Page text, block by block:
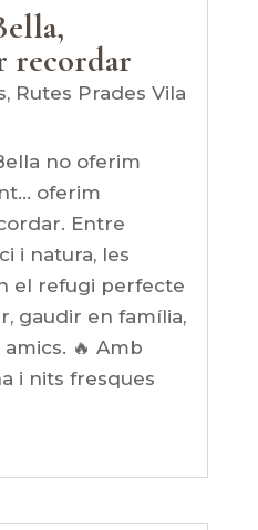
recordar
, Rutes Prades Vila
no oferim
oferim
Entre
i natura, les
el refugi perfecte
gaudir en família,
🔥 Amb
i nits fresques